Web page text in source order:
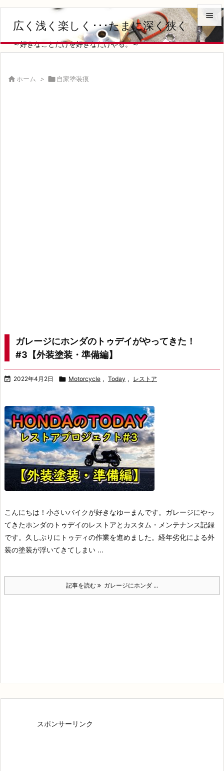
広く浅く楽しく･･･たまに深く狭く
～好きなことだけを好きなだけやる。～


 ホーム >  自家塗装痕
ガレージにホンダのトゥデイがやってきた！
#3【外装塗装・準備編】
 2022年4月2日  Motorcycle , Today , レストア
こんにちは！小さいバイクが好きなゆーまんです。 ガレージにやっ
てきたホンダのトゥデイのレストアとカスタム・メンテナンス記録
です。 久しぶりにトゥディの作業を進めました。経年劣化による外
装の塗装が浮いてきてしまい ...
記事を読む ガレージにホンダ ...
スポンサーリンク